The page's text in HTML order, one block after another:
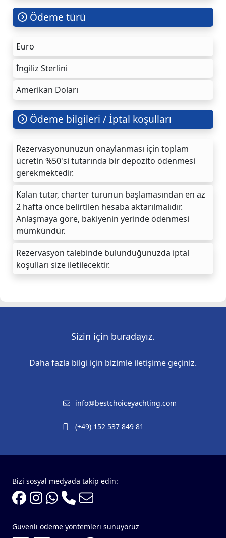
Ödeme türü
Euro
İngiliz Sterlini
Amerikan Doları
Ödeme bilgileri / İptal koşulları
Rezervasyonunuzun onaylanması için toplam
ücretin %50'si tutarında bir depozito ödenmesi
gerekmektedir.
Kalan tutar, charter turunun başlamasından en az
2 hafta önce belirtilen hesaba aktarılmalıdır.
Anlaşmaya göre, bakiyenin yerinde ödenmesi
mümkündür.
Rezervasyon talebinde bulunduğunuzda iptal
koşulları size iletilecektir.
Sizin için buradayız.
Daha fazla bilgi için bizimle iletişime geçiniz.
info@bestchoiceyachting.com
(+49) 152 537 849 81
Bizi sosyal medyada takip edin:
Güvenli ödeme yöntemleri sunuyoruz